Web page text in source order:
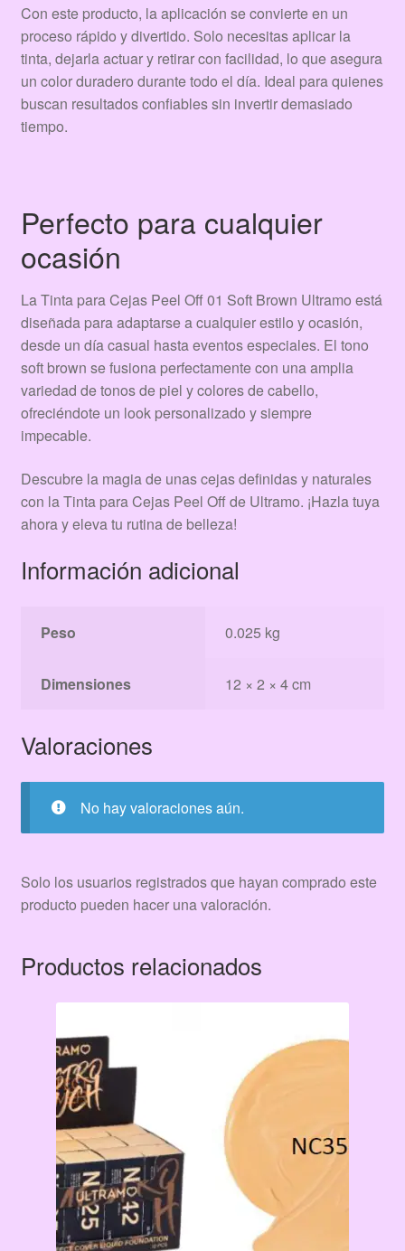
Con este producto, la aplicación se convierte en un
proceso rápido y divertido. Solo necesitas aplicar la
tinta, dejarla actuar y retirar con facilidad, lo que asegura
un color duradero durante todo el día. Ideal para quienes
buscan resultados confiables sin invertir demasiado
tiempo.
Perfecto para cualquier
ocasión
La Tinta para Cejas Peel Off 01 Soft Brown Ultramo está
diseñada para adaptarse a cualquier estilo y ocasión,
desde un día casual hasta eventos especiales. El tono
soft brown se fusiona perfectamente con una amplia
variedad de tonos de piel y colores de cabello,
ofreciéndote un look personalizado y siempre
impecable.
Descubre la magia de unas cejas definidas y naturales
con la Tinta para Cejas Peel Off de Ultramo. ¡Hazla tuya
ahora y eleva tu rutina de belleza!
Información adicional
Peso 0.025 kg
Dimensiones 12 × 2 × 4 cm
Valoraciones
No hay valoraciones aún.
Solo los usuarios registrados que hayan comprado este
producto pueden hacer una valoración.
Productos relacionados